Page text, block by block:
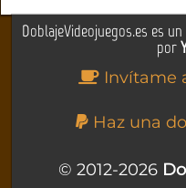
DoblajeVideojuegos.es es
por
Invítame
Haz una
© 2012-2026